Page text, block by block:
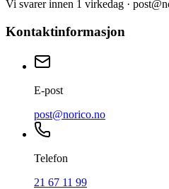
Vi svarer innen 1 virkedag ·
Kontaktinformasjon
E-post
post@norico.no
Telefon
21 67 11 99